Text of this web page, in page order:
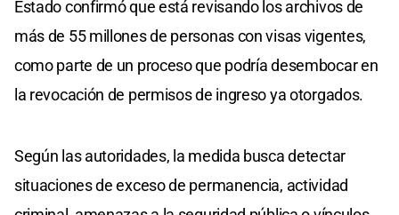
Estado confirmó que está revisando los archivos de
más de 55 millones de personas con visas vigentes,
como parte de un proceso que podría desembocar en
la revocación de permisos de ingreso ya otorgados.
Según las autoridades, la medida busca detectar
situaciones de exceso de permanencia, actividad